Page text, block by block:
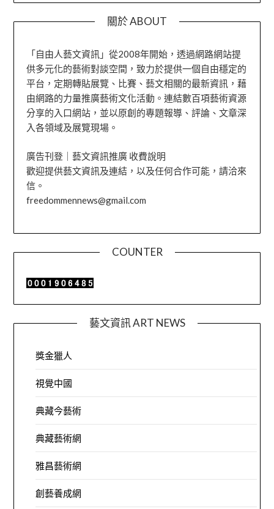
關於 ABOUT
「自由人藝文資訊」從2008年開始，透過網路網站提
供多元化的藝術對談空間，致力於提供一個自由穩定的
平台，定期轉貼展覽、比賽、藝文相關的最新資訊，藉
由網路的力量推廣藝術文化活動。連結數百項藝術資源
分享的入口網站，並以原創的專題報導、評論、文章深
入各領域及展覽現場。
廣告刊登｜藝文資訊推廣 收費說明
歡迎提供藝文資訊及連結，以及任何合作可能，請洽來
信。
freedommennews@gmail.com
COUNTER
藝文資訊 ART NEWS
獎金獵人
視覺中國
典藏今藝術
典藏藝術網
雅昌藝術網
創藝養成網